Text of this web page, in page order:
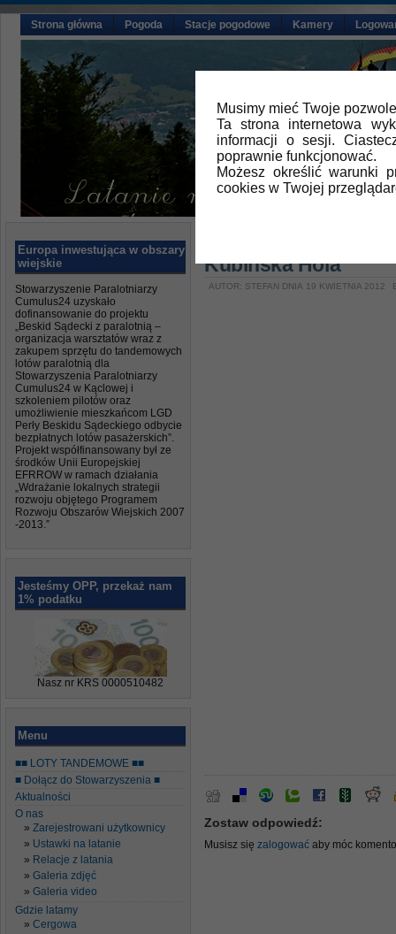
Musimy mieć Twoje
Ta strona internetowa
informacji o sesji.
poprawnie funkcjonować.
Możesz określić warunki
cookies w Twojej
Strona główna Pogoda Stacje pogodowe Kamery
Europa inwestująca w obszary
wiejskie
Stowarzyszenie Paralotniarzy
Cumulus24 uzyskało
dofinansowanie do projektu
„Beskid Sądecki z paralotnią –
organizacja warsztatów wraz z
zakupem sprzętu do tandemowych
lotów paralotnią dla
Stowarzyszenia Paralotniarzy
Cumulus24 w Kąclowej i
szkoleniem pilotów oraz
umożliwienie mieszkańcom LGD
Perły Beskidu Sądeckiego odbycie
bezpłatnych lotów pasażerskich”.
Projekt współfinansowany był ze
środków Unii Europejskiej
EFRROW w ramach działania
„Wdrażanie lokalnych strategii
rozwoju objętego Programem
Rozwoju Obszarów Wiejskich 2007
-2013.”
Jesteśmy OPP, przekaż nam
1% podatku
Nasz nr KRS 0000510482
Menu
■■ LOTY TANDEMOWE ■■
■ Dołącz do Stowarzyszenia ■
Aktualności
O nas
Zarejestrowani użytkownicy
Ustawki na latanie
Relacje z latania
Galeria zdjęć
Galeria video
Gdzie latamy
Cergowa
Kubinska Hola
AUTOR: STEFAN DNIA 19 KWIETNIA 2012
Zostaw odpowiedź:
Musisz się zalogować aby móc